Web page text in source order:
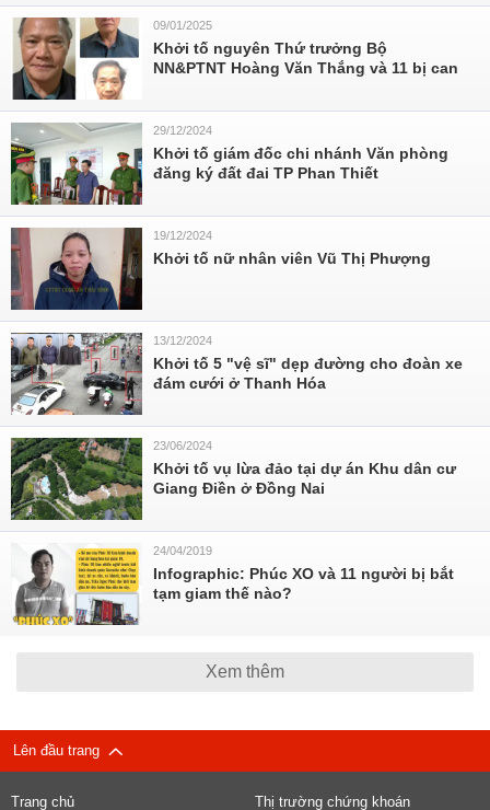
09/01/2025
Khởi tố nguyên Thứ trưởng Bộ
NN&PTNT Hoàng Văn Thắng và 11 bị can
29/12/2024
Khởi tố giám đốc chi nhánh Văn phòng
đăng ký đất đai TP Phan Thiết
19/12/2024
Khởi tố nữ nhân viên Vũ Thị Phượng
13/12/2024
Khởi tố 5 "vệ sĩ" dẹp đường cho đoàn xe
đám cưới ở Thanh Hóa
23/06/2024
Khởi tố vụ lừa đảo tại dự án Khu dân cư
Giang Điền ở Đồng Nai
24/04/2019
Infographic: Phúc XO và 11 người bị bắt
tạm giam thế nào?
Xem thêm
Lên đầu trang
Trang chủ Thị trường chứng khoán